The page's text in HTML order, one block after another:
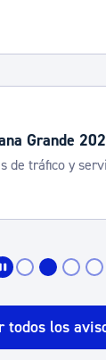
Grande
de tráfico y
todos los